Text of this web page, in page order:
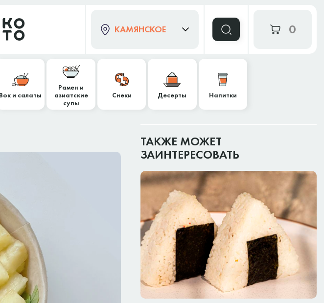
КАМЯНСКОЕ 0
Вок и салаты
Рамен и
азиатские
супы
Снеки Десерты Напитки
ТАКЖЕ МОЖЕТ
ЗАИНТЕРЕСОВАТЬ